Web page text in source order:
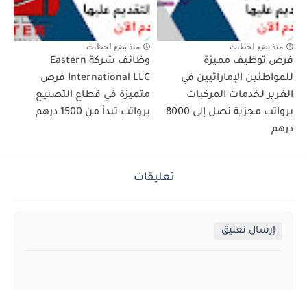
منذ بضع لحظات
فرص توظيف مميزة
للمواطنين الإماراتيين في
الغرير لخدمات المركبات
برواتب مجزية تصل إلى 8000
درهم
منذ بضع لحظات
وظائف شركة Eastern
International LLC فرص
متميزة في قطاع التصنيع
برواتب تبدأ من 1500 درهم
تعليقات
إرسال تعليق